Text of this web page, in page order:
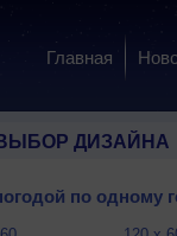
Главная
ДИЗАЙНА
по одному